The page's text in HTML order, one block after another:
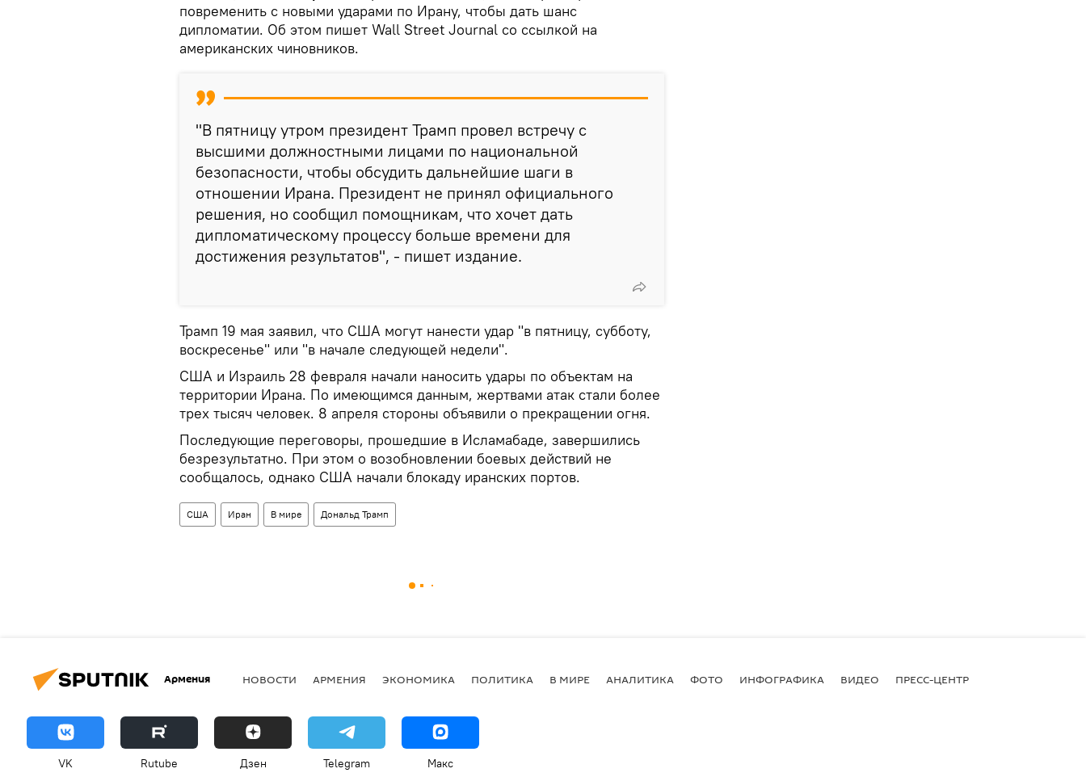
повременить с новыми ударами по Ирану, чтобы дать шанс
дипломатии. Об этом пишет Wall Street Journal со ссылкой на
американских чиновников.
"В пятницу утром президент Трамп провел встречу с
высшими должностными лицами по национальной
безопасности, чтобы обсудить дальнейшие шаги в
отношении Ирана. Президент не принял официального
решения, но сообщил помощникам, что хочет дать
дипломатическому процессу больше времени для
достижения результатов", - пишет издание.
Трамп 19 мая заявил, что США могут нанести удар "в пятницу, субботу,
воскресенье" или "в начале следующей недели".
США и Израиль 28 февраля начали наносить удары по объектам на
территории Ирана. По имеющимся данным, жертвами атак стали более
трех тысяч человек. 8 апреля стороны объявили о прекращении огня.
Последующие переговоры, прошедшие в Исламабаде, завершились
безрезультатно. При этом о возобновлении боевых действий не
сообщалось, однако США начали блокаду иранских портов.
США Иран В мире Дональд Трамп
Армения НОВОСТИ АРМЕНИЯ ЭКОНОМИКА ПОЛИТИКА В МИРЕ АНАЛИТИКА ФОТО ИНФОГРАФИКА ВИДЕО ПРЕСС-ЦЕНТР
VK Rutube Дзен Telegram Макс